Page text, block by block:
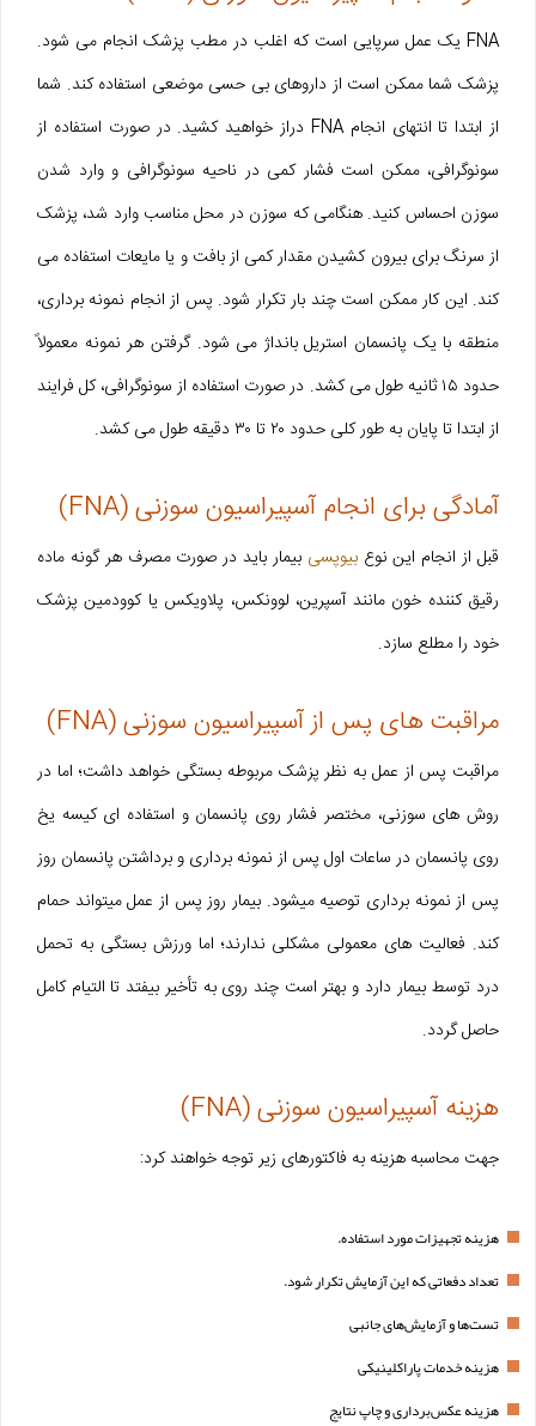
FNA یک عمل سرپایی است که اغلب در مطب پزشک انجام می شود.
پزشک شما ممکن است از داروهای بی حسی موضعی استفاده کند. شما
از ابتدا تا انتهای انجام FNA دراز خواهید کشید. در صورت استفاده از
سونوگرافی، ممکن است فشار کمی در ناحیه سونوگرافی و وارد شدن
سوزن احساس کنید. هنگامی که سوزن در محل مناسب وارد شد، پزشک
از سرنگ برای بیرون کشیدن مقدار کمی از بافت و یا مایعات استفاده می
کند. این کار ممکن است چند بار تکرار شود. پس از انجام نمونه برداری،
منطقه با یک پانسمان استریل بانداژ می شود. گرفتن هر نمونه معمولاً
حدود ۱۵ ثانیه طول می کشد. در صورت استفاده از سونوگرافی، کل فرایند
از ابتدا تا پایان به طور کلی حدود ۲۰ تا ۳۰ دقیقه طول می کشد.
آمادگی برای انجام آسپیراسیون سوزنی (FNA)
قبل از انجام این نوعبیوپسی بیمار باید در صورت مصرف هر گونه ماده
رقیق کننده خون مانند آسپرین، لوونکس، پلاویکس یا کوودمین پزشک
خود را مطلع سازد.
مراقبت های پس از آسپیراسیون سوزنی (FNA)
مراقبت پس از عمل به نظر پزشک مربوطه بستگی خواهد داشت؛ اما در
روش های سوزنی، مختصر فشار روی پانسمان و استفاده ای کیسه یخ
روی پانسمان در ساعات اول پس از نمونه برداری و برداشتن پانسمان روز
پس از نمونه برداری توصیه میشود. بیمار روز پس از عمل میتواند حمام
کند. فعالیت های معمولی مشکلی ندارند؛ اما ورزش بستگی به تحمل
درد توسط بیمار دارد و بهتر است چند روی به تأخیر بیفتد تا التیام کامل
حاصل گردد.
هزینه آسپیراسیون سوزنی (FNA)
جهت محاسبه هزینه به فاکتورهای زیر توجه خواهند کرد:
هزینه تجهیزات مورد استفاده.
تعداد دفعاتی که این آزمایش تکرار شود.
تست‌ها و آزمایش‌های جانبی
هزینه خدمات پاراکلینیکی
هزینه عکس‌برداری و چاپ نتایج